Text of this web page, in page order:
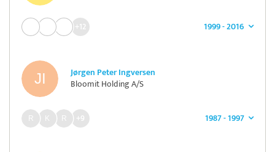
1999 - 2016
+12
Jørgen Peter Ingversen
Bloomit Holding A/S
1987 - 1997
+9